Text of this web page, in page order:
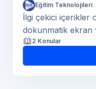
Eğitim Teknolojileri
İlgi çekici içerikler
dokunmatik ekran
2 Konular